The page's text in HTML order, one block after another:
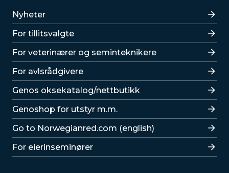
Lenker
Nyheter
For tillitsvalgte
For veterinærer og seminteknikere
For avlsrådgivere
Lenker
Genos oksekatalog/nettbutikk
Genoshop for utstyr m.m.
Go to Norwegianred.com (english)
For eierinseminører